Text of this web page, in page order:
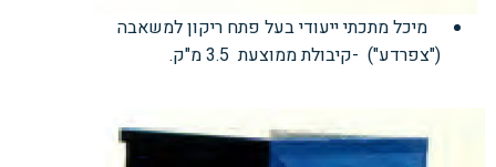
מיכל מתכתי ייעודי בעל פתח ריקון למשאבה
("צפרדע") -קיבולת ממוצעת 3.5 מ"ק.